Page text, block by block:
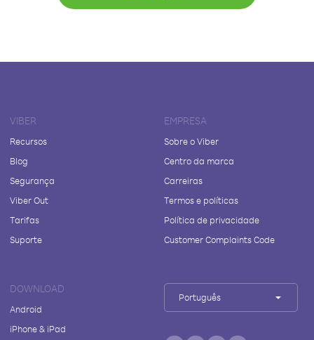
VIBER
Recursos
Blog
Segurança
Viber Out
Tarifas
Suporte
EMPRESA
Sobre o Viber
Centro da marca
Carreiras
Termos e políticas
Política de privacidade
Customer Complaints Code
DOWNLOAD
Android
iPhone & iPad
Português